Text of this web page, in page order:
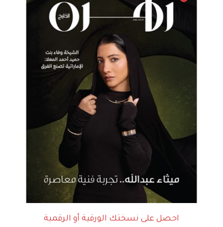
احصل على نسختك الورقية أو الرقمية